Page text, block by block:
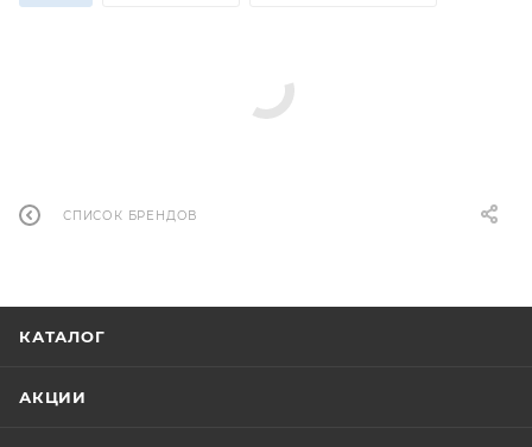
СПИСОК БРЕНДОВ
КАТАЛОГ
АКЦИИ